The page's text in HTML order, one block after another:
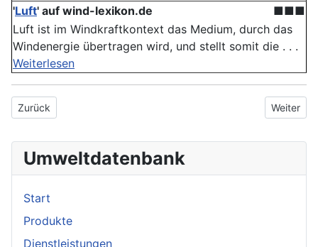
'Luft' auf wind-lexikon.de
■■■
Luft ist im Windkraftkontext das Medium, durch das
Windenergie übertragen wird, und stellt somit die . . .
Weiterlesen
Vorheriger Beitrag: Stromeinspeisungsvergütung
Zurück Nächster
Weiter
Umweltdatenbank
Start
Produkte
Dienstleistungen